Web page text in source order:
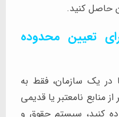
حاصل کنید.
تعیین محدوده
در یک سازمان، فقط به
منابع نامعتبر یا قدیمی
کنید، سیستم حقوق و